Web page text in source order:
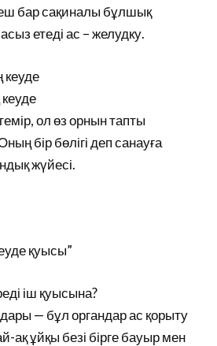
бар сақиналы бұлшық
етеді ас – желудку.
кеуде
ол өз орнын тапты
бір бөлігі деп санауға
жүйесі.
қуысы”
іш қуысына?
— бұл органдар ас қорыту
ақ ұйқы безі бірге бауыр мен